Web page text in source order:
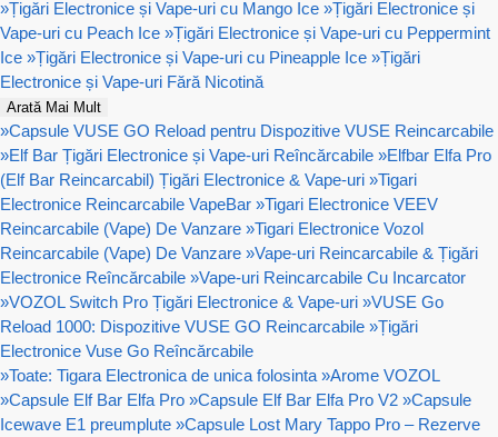
»Țigări Electronice și Vape-uri cu Mango Ice »Țigări Electronice și
Vape-uri cu Peach Ice »Țigări Electronice și Vape-uri cu Peppermint
Ice »Țigări Electronice și Vape-uri cu Pineapple Ice »Țigări
Electronice și Vape-uri Fără Nicotină
Arată Mai Mult
»Capsule VUSE GO Reload pentru Dispozitive VUSE Reincarcabile
»Elf Bar Țigări Electronice și Vape-uri Reîncărcabile »Elfbar Elfa Pro
(Elf Bar Reincarcabil) Țigări Electronice & Vape-uri »Tigari
Electronice Reincarcabile VapeBar »Tigari Electronice VEEV
Reincarcabile (Vape) De Vanzare »Tigari Electronice Vozol
Reincarcabile (Vape) De Vanzare »Vape-uri Reincarcabile & Țigări
Electronice Reîncărcabile »Vape-uri Reincarcabile Cu Incarcator
»VOZOL Switch Pro Țigări Electronice & Vape-uri »VUSE Go
Reload 1000: Dispozitive VUSE GO Reincarcabile »Țigări
Electronice Vuse Go Reîncărcabile
»Toate: Tigara Electronica de unica folosinta »Arome VOZOL
»Capsule Elf Bar Elfa Pro »Capsule Elf Bar Elfa Pro V2 »Capsule
Icewave E1 preumplute »Capsule Lost Mary Tappo Pro – Rezerve